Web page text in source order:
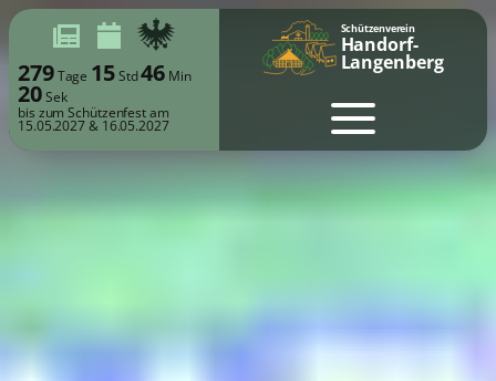
Schützenverein
Handorf-
Langenberg
279Tage 15Std46 Min
18Sek
bis zum Schützenfest am
15.05.2027 & 16.05.2027